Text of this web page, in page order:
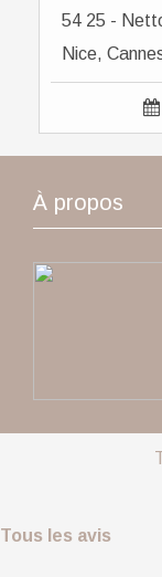
54 25 -
Nice,

À propos
Tous les avis